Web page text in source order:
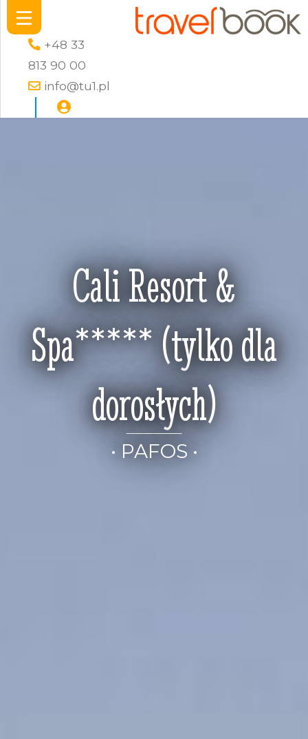
+48 33
813 90 00
info@tu1.pl
Cali Resort &
Spa***** (tylko dla
dorosłych)
• PAFOS •